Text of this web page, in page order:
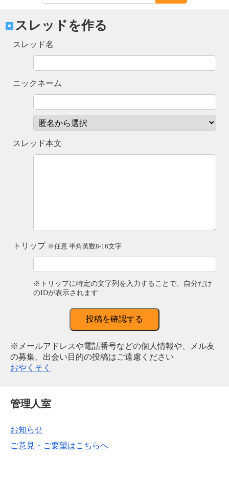
スレッドを作る
スレッド名
ニックネーム
スレッド本文
トリップ ※任意 半角英数8-16文字
※トリップに特定の文字列を入力することで、自分だけ
のIDが表示されます
投稿を確認する
※メールアドレスや電話番号などの個人情報や、メル友
の募集、出会い目的の投稿はご遠慮ください
おやくそく
管理人室
お知らせ
ご意見・ご要望はこちらへ